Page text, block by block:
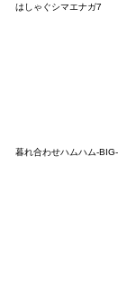
はしゃぐシマエナガ7
暮れ合わせハムハム-BIG-